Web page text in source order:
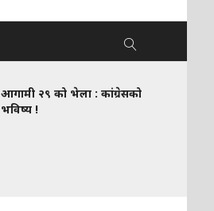
आगामी २९ को भेला : कांग्रेसको
भविष्य !